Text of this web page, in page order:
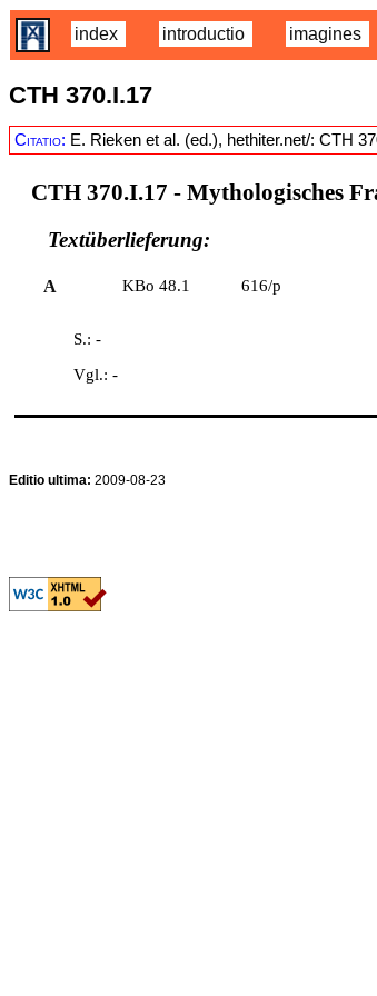
index introductio imagines
CTH 370.I.17
Citatio: E. Rieken et al. (ed.), hethiter.net/: CTH
CTH 370.I.17 - Mythologisches
Textüberlieferung:
A KBo 48.1 616/p
S.: -
Vgl.: -
Editio ultima: 2009-08-23